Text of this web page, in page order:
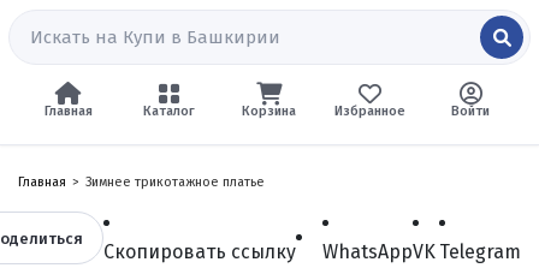
Главная Каталог Войти
Избранное
Корзина
Главная Зимнее трикотажное платье
Скопировать ссылку WhatsAppVK Telegram